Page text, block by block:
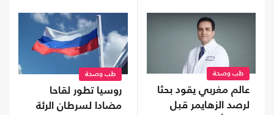
طب وصحة
عالم مغربي يقود بحثا
لرصد الزهايمر قبل
طب وصحة
روسيا تطور لقاحا
مضادا لسرطان الرئة